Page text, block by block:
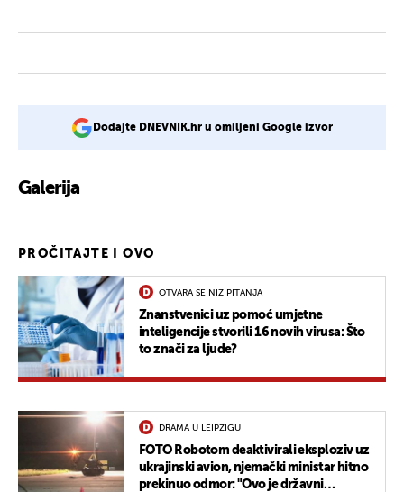
Dodajte DNEVNIK.hr u omiljeni Google izvor
Galerija
PROČITAJTE I OVO
OTVARA SE NIZ PITANJA
Znanstvenici uz pomoć umjetne
inteligencije stvorili 16 novih virusa: Što
to znači za ljude?
DRAMA U LEIPZIGU
FOTO Robotom deaktivirali eksploziv uz
ukrajinski avion, njemački ministar hitno
prekinuo odmor: "Ovo je državni